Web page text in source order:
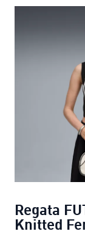
Regata
Knitted